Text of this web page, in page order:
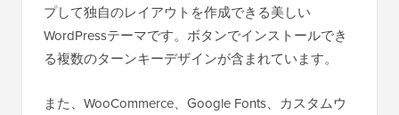
プして独自のレイアウトを作成できる美しい
WordPressテーマです。ボタンでインストールでき
る複数のターンキーデザインが含まれています。
また、WooCommerce、Google Fonts、カスタムウ